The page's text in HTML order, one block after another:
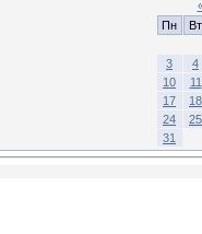
Пн
Вт
3
4
10
11
17
18
24
25
31